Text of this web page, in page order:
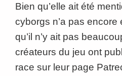
Bien qu’elle ait été
cyborgs n’a pas encore
qu’il n’y ait pas
créateurs du jeu ont
race sur leur page